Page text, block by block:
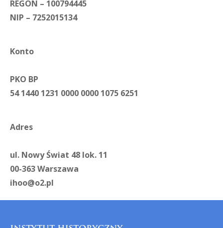
REGON – 100794445
NIP – 7252015134
Konto
PKO BP
54 1440 1231 0000 0000 1075 6251
Adres
ul. Nowy Świat 48 lok. 11
00-363 Warszawa
ihoo@o2.pl